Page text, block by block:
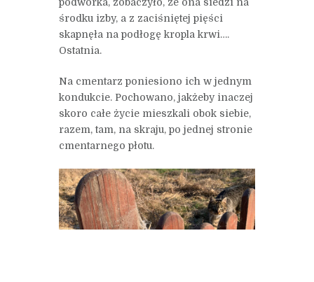
środku izby, a z zaciśniętej pięści
skapnęła na podłogę kropla krwi….
Ostatnia.
Na cmentarz poniesiono ich w jednym
kondukcie. Pochowano, jakżeby inaczej
skoro całe życie mieszkali obok siebie,
razem, tam, na skraju, po jednej stronie
cmentarnego płotu.